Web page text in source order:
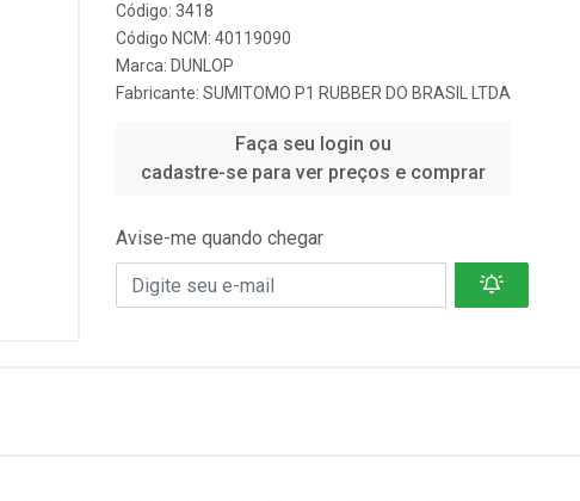
Código: 3418
Código NCM: 40119090
Marca: DUNLOP
Fabricante: SUMITOMO P1 RUBBER DO BRASIL LTDA
Faça seu login ou
cadastre-se para ver preços e comprar
Avise-me quando chegar